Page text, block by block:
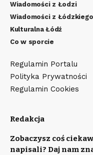
Wiadomości z Łodzi
Wiadomości z Łódzkiego
Kulturalna Łódź
Co w sporcie
Regulamin Portalu
Polityka Prywatności
Regulamin Cookies
Redakcja
Zobaczysz coś
napisali? Daj nam